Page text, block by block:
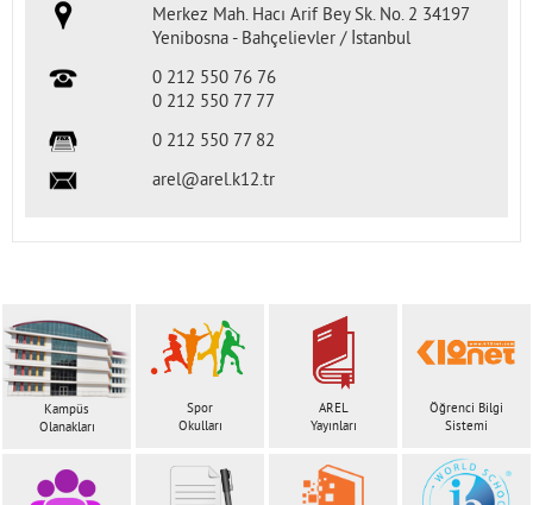
Merkez Mah. Hacı Arif Bey Sk. No. 2 34197
Yenibosna - Bahçelievler / İstanbul
0 212 550 76 76
0 212 550 77 77
0 212 550 77 82
arel@arel.k12.tr
Kampüs
Olanakları
Spor
Okulları
AREL
Yayınları
Öğrenci Bilgi
Sistemi